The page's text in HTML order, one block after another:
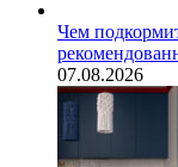
Чем
07.08.2026